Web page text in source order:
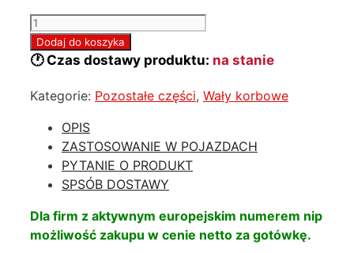
ilość
Nowy
wał
BMW
N47
Dodaj do koszyka
🕐 Czas dostawy produktu: na stanie
Kategorie: Pozostałe części, Wały korbowe
OPIS
ZASTOSOWANIE W POJAZDACH
PYTANIE O PRODUKT
SPSÓB DOSTAWY
Dla firm z aktywnym europejskim numerem nip
możliwość zakupu w cenie netto za gotówkę.